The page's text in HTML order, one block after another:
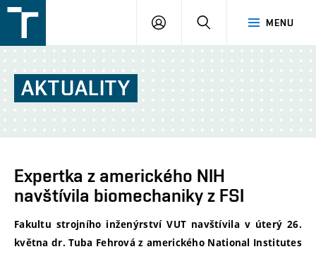
v
Brně
MENU
PŘIHLÁŠENÍ
AKTUALITY
Expertka z amerického NIH
navštívila biomechaniky z FSI
Fakultu strojního inženýrství VUT navštívila v úterý 26.
května dr. Tuba Fehrová z amerického National Institutes